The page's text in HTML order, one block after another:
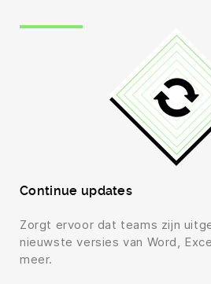
Continue updates
Zorgt ervoor dat teams zijn
nieuwste versies van Word,
meer.